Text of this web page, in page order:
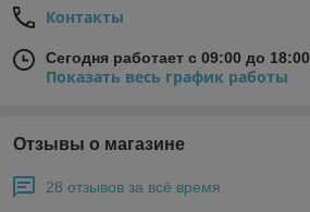
Контакты
Сегодня работает с 09:00 до 18:00
Показать весь график работы
Отзывы о магазине
28 отзывов за всё время